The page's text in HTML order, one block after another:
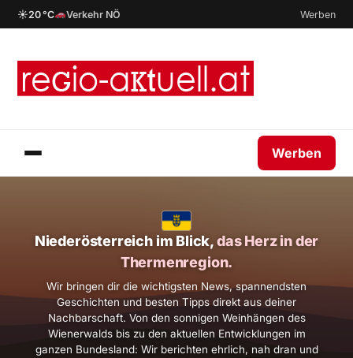
☀20 °C Verkehr NÖ Werben
Werben
Niederösterreich im Blick,das Herz in der
Thermenregion.
Wir bringen dir die wichtigsten News, spannendsten
Geschichten und besten Tipps direkt aus deiner
Nachbarschaft. Von den sonnigen Weinhängen des
Wienerwalds bis zu den aktuellen Entwicklungen im
ganzen Bundesland: Wir berichten ehrlich, nah dran und